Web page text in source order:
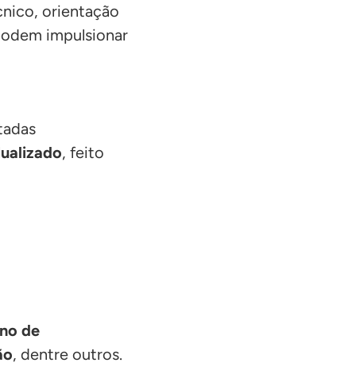
orientação
impulsionar
, feito
de
, dentre outros.